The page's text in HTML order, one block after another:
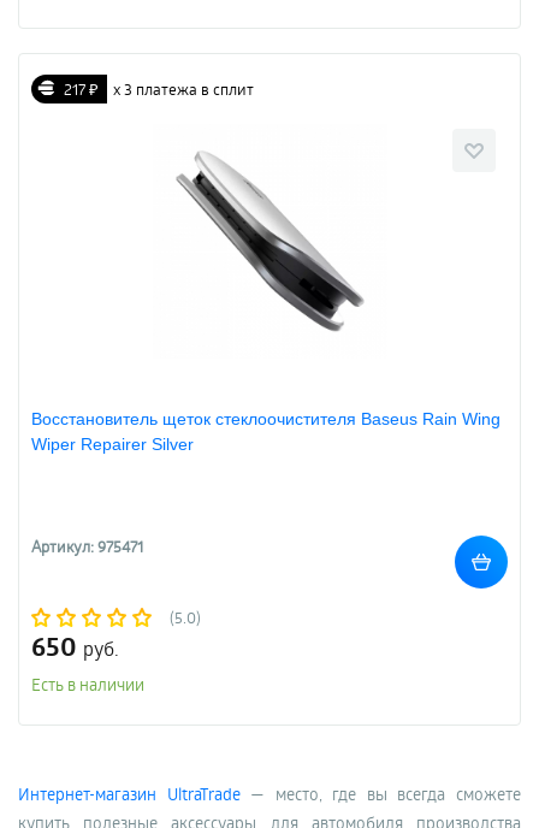
217 ₽ х 3 платежа в сплит
Восстановитель щеток стеклоочистителя Baseus Rain Wing
Wiper Repairer Silver
Артикул: 975471
(5.0)
650 руб.
Есть в наличии
Интернет-магазин UltraTrade— место, где вы всегда сможете
купить полезные аксессуары для автомобиля производства